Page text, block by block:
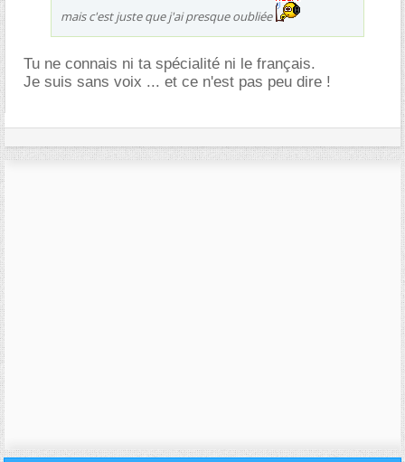
mais c'est juste que j'ai presque oubliée
Tu ne connais ni ta spécialité ni le français.
Je suis sans voix ... et ce n'est pas peu dire !